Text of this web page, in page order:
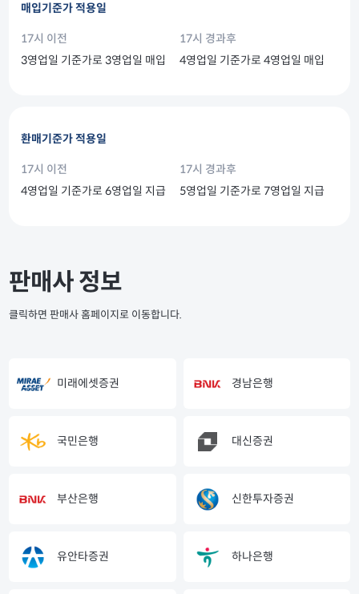
매입기준가 적용일
17시 이전
3영업일 기준가로 3영업일 매입
17시 경과후
4영업일 기준가로 4영업일 매입
환매기준가 적용일
17시 이전
4영업일 기준가로 6영업일 지급
17시 경과후
5영업일 기준가로 7영업일 지급
판매사 정보
클릭하면 판매사 홈페이지로 이동합니다.
미래에셋증권 경남은행
국민은행 대신증권
부산은행 신한투자증권
유안타증권 하나은행